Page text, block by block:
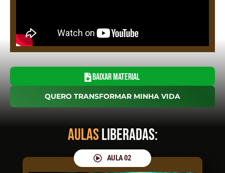
BAIXAR MATERIAL
QUERO TRANSFORMAR MINHA VIDA
aulasLIBERADAS:
AULA 02